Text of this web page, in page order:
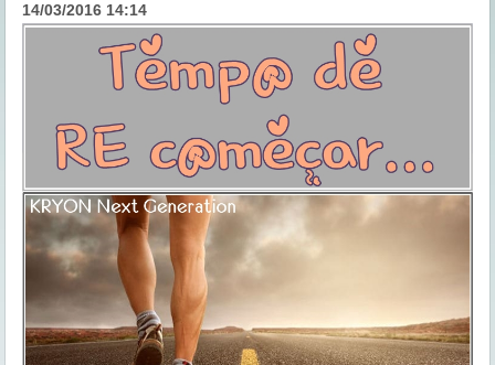
14/03/2016 14:14